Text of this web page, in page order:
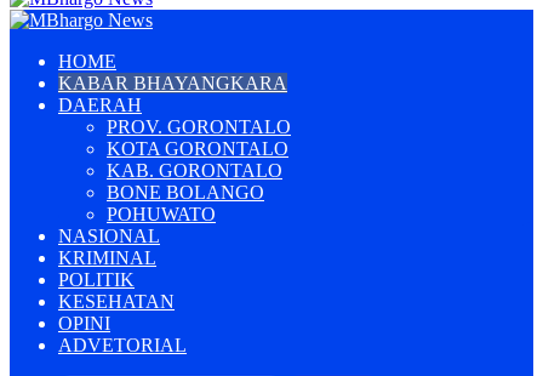
HOME
KABAR BHAYANGKARA
DAERAH
PROV. GORONTALO
KOTA GORONTALO
KAB. GORONTALO
BONE BOLANGO
POHUWATO
NASIONAL
KRIMINAL
POLITIK
KESEHATAN
OPINI
ADVETORIAL